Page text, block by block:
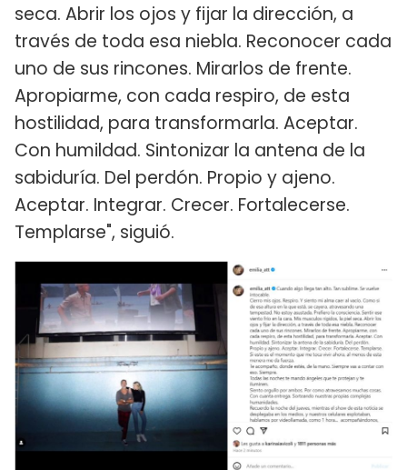
seca. Abrir los ojos y fijar la dirección, a
través de toda esa niebla. Reconocer cada
uno de sus rincones. Mirarlos de frente.
Apropiarme, con cada respiro, de esta
hostilidad, para transformarla. Aceptar.
Con humildad. Sintonizar la antena de la
sabiduría. Del perdón. Propio y ajeno.
Aceptar. Integrar. Crecer. Fortalecerse.
Templarse", siguió.